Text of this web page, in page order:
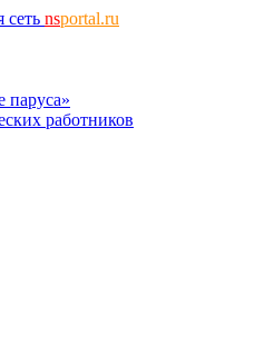
сеть nsportal.ru
паруса»
работников